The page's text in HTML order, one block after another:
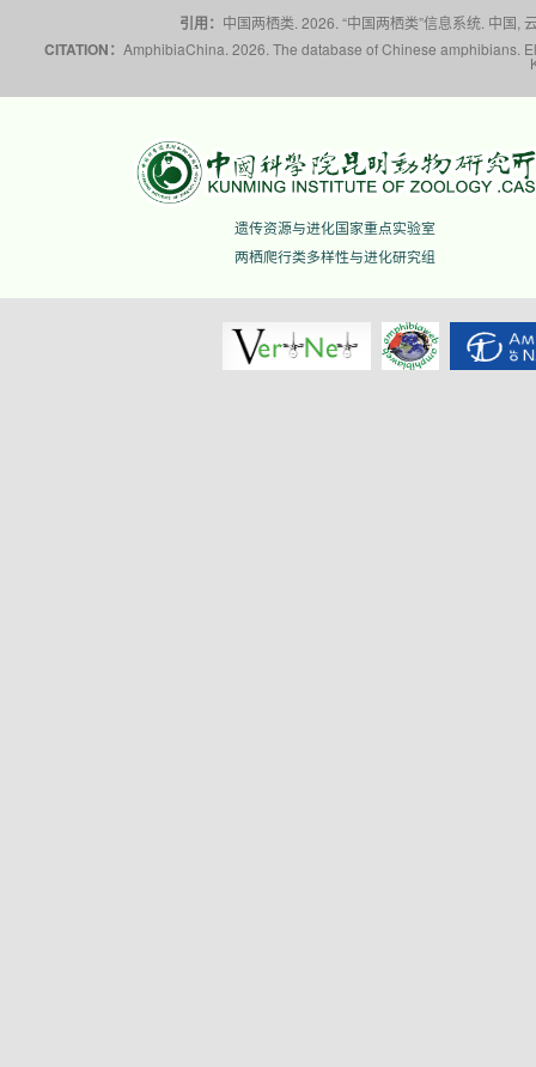
辽宁(6科11属17种)
青海(6科7属8种)
引用： 中国两栖类. 2026. “中国两栖类”信息系统. 中国
CITATION： AmphibiaChina. 2026. The database of Chinese amphibians.
遗传资源与进化国家重点实验室
两栖爬行类多样性与进化研究组